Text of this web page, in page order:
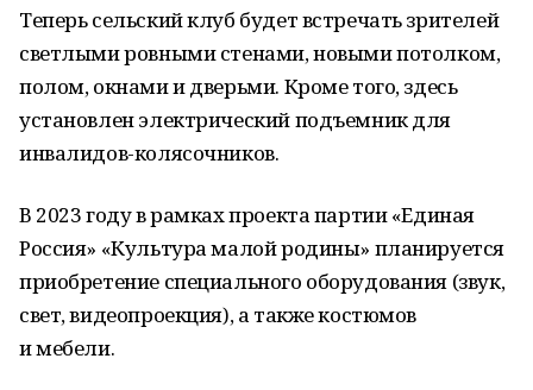
Теперь сельский клуб будет встречать зрителей
светлыми ровными стенами, новыми потолком,
полом, окнами и дверьми. Кроме того, здесь
установлен электрический подъемник для
инвалидов-колясочников.
В 2023 году в рамках проекта партии «Единая
Россия» «Культура малой родины» планируется
приобретение специального оборудования (звук,
свет, видеопроекция), а также костюмов
и мебели.